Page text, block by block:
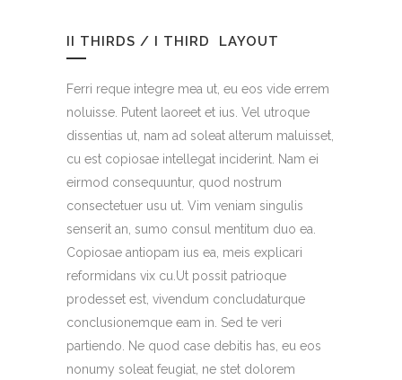
II THIRDS / I THIRD LAYOUT
Ferri reque integre mea ut, eu eos vide errem
noluisse. Putent laoreet et ius. Vel utroque
dissentias ut, nam ad soleat alterum maluisset,
cu est copiosae intellegat inciderint. Nam ei
eirmod consequuntur, quod nostrum
consectetuer usu ut. Vim veniam singulis
senserit an, sumo consul mentitum duo ea.
Copiosae antiopam ius ea, meis explicari
reformidans vix cu.Ut possit patrioque
prodesset est, vivendum concludaturque
conclusionemque eam in. Sed te veri
partiendo. Ne quod case debitis has, eu eos
nonumy soleat feugiat, ne stet dolorem